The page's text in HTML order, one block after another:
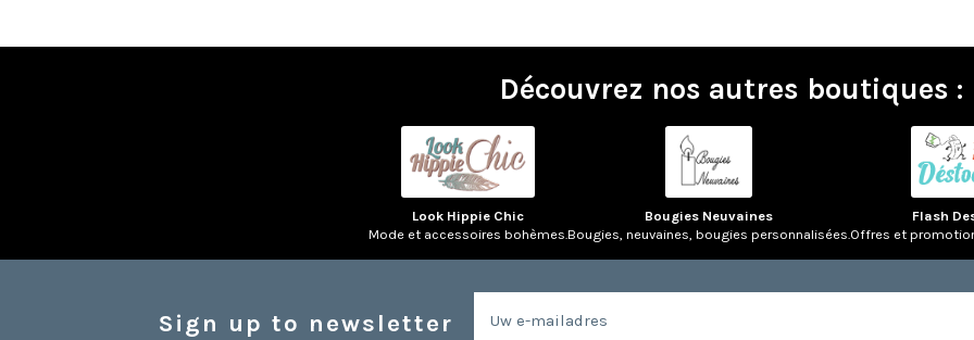
Découvrez nos autres boutiques :
Look Hippie Chic
Mode et accessoires bohèmes.
Bougies Neuvaines
Bougies, neuvaines, bougies personnalisées.
Flash
Offres et
Sign up to newsletter